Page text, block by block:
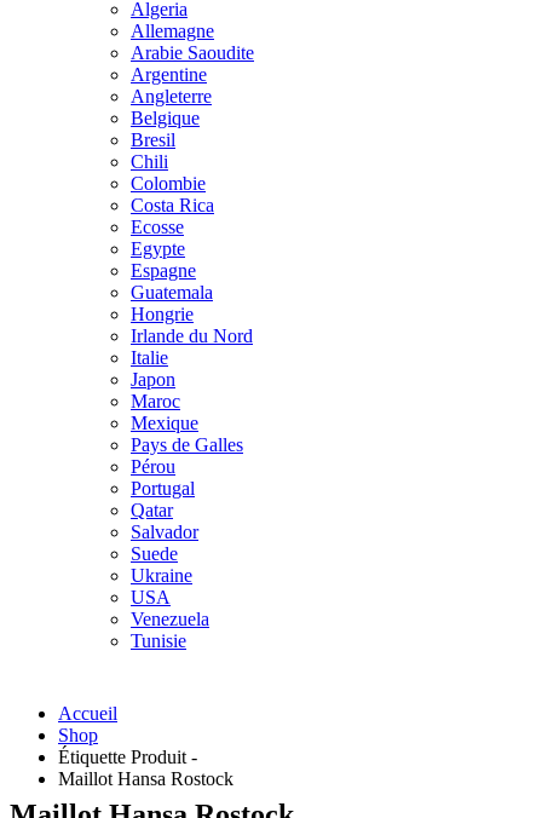
Algeria
Allemagne
Arabie Saoudite
Argentine
Angleterre
Belgique
Bresil
Chili
Colombie
Costa Rica
Ecosse
Egypte
Espagne
Guatemala
Hongrie
Irlande du Nord
Italie
Japon
Maroc
Mexique
Pays de Galles
Pérou
Portugal
Qatar
Salvador
Suede
Ukraine
USA
Venezuela
Tunisie
Accueil
Shop
Étiquette Produit -
Maillot Hansa Rostock